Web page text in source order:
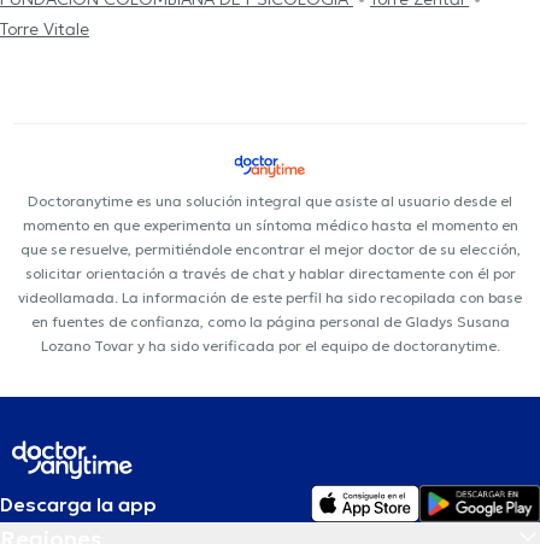
Torre Vitale
Doctoranytime es una solución integral que asiste al usuario desde el
momento en que experimenta un síntoma médico hasta el momento en
que se resuelve, permitiéndole encontrar el mejor doctor de su elección,
solicitar orientación a través de chat y hablar directamente con él por
videollamada. La información de este perfil ha sido recopilada con base
en fuentes de confianza, como la página personal de Gladys Susana
Lozano Tovar y ha sido verificada por el equipo de doctoranytime.
Descarga la app